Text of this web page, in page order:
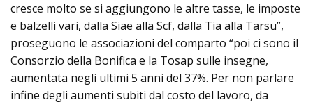
cresce molto se si aggiungono le altre tasse, le imposte
e balzelli vari, dalla Siae alla Scf, dalla Tia alla Tarsu”,
proseguono le associazioni del comparto “poi ci sono il
Consorzio della Bonifica e la Tosap sulle insegne,
aumentata negli ultimi 5 anni del 37%. Per non parlare
infine degli aumenti subiti dal costo del lavoro, da